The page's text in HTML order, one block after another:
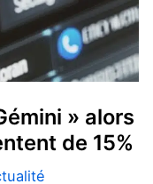
» alors
de 15%